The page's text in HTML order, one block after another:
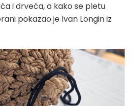
i drveća, a kako se pletu
pokazao je Ivan Longin iz